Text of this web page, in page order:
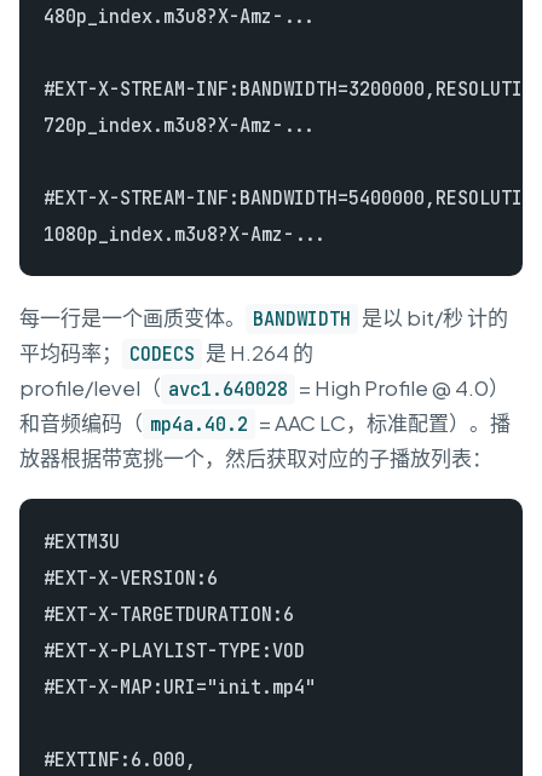
480p_index.m3u8?X-Amz-...
#EXT-X-STREAM-
720p_index.m3u8?X-Amz-...
#EXT-X-STREAM-
每一行是一个画质变体。 BANDWIDTH 是以 bit/秒 计的
平均码率；
CODECS 是 H.264 的
profile/level（ avc1.640028 = High Profile @ 4.0）
和音频编码（ mp4a.40.2 = AAC LC，标准配置）。播
放器根据带宽挑一个，然后获取对应的子播放列表：
#EXTM3U
#EXT-X-VERSION:6
#EXT-X-TARGETDURATION:6
#EXT-X-PLAYLIST-TYPE:VOD
#EXT-X-MAP:URI="init.mp4"
#EXTINF:6.000,